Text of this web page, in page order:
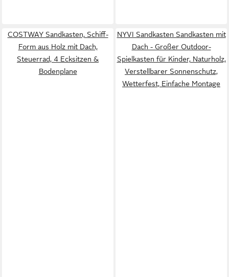
COSTWAY Sandkasten, Schiff-
Form aus Holz mit Dach,
Steuerrad, 4 Ecksitzen &
Bodenplane
NYVI Sandkasten Sandkasten mit
Dach - Großer Outdoor-
Spielkasten für Kinder, Naturholz,
Verstellbarer Sonnenschutz,
Wetterfest, Einfache Montage